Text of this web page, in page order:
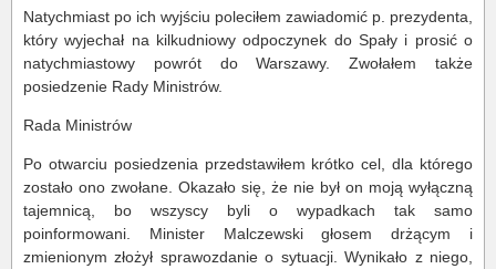
Natychmiast po ich wyjściu poleciłem zawiadomić p. prezydenta,
który wyjechał na kilkudniowy odpoczynek do Spały i prosić o
natychmiastowy powrót do Warszawy. Zwołałem także
posiedzenie Rady Ministrów.
Rada Ministrów
Po otwarciu posiedzenia przedstawiłem krótko cel, dla którego
zostało ono zwołane. Okazało się, że nie był on moją wyłączną
tajemnicą, bo wszyscy byli o wypadkach tak samo
poinformowani. Minister Malczewski głosem drżącym i
zmienionym złożył sprawozdanie o sytuacji. Wynikało z niego,